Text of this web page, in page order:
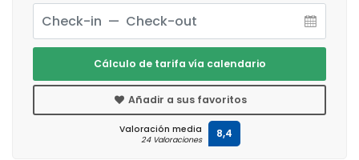
Cálculo de tarifa vía calendario
Añadir a sus favoritos
Valoración media
24 Valoraciones 8,4